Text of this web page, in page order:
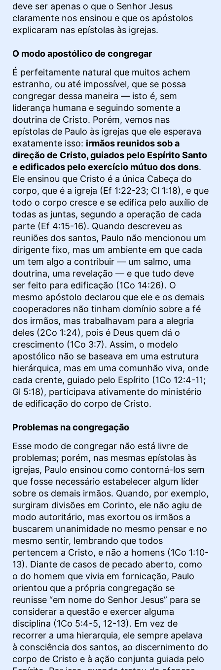
deve ser apenas o que o Senhor Jesus
claramente nos ensinou e que os apóstolos
explicaram nas epístolas às igrejas.
O modo apostólico de congregar
É perfeitamente natural que muitos achem
estranho, ou até impossível, que se possa
congregar dessa maneira — isto é, sem
liderança humana e seguindo somente a
doutrina de Cristo. Porém, vemos nas
epístolas de Paulo às igrejas que ele esperava
exatamente isso: irmãos reunidos sob a
direção de Cristo, guiados pelo Espírito Santo
e edificados pelo exercício mútuo dos dons.
Ele ensinou que Cristo é a única Cabeça do
corpo, que é a igreja (Ef 1:22-23; Cl 1:18), e que
todo o corpo cresce e se edifica pelo auxílio de
todas as juntas, segundo a operação de cada
parte (Ef 4:15-16). Quando descreveu as
reuniões dos santos, Paulo não mencionou um
dirigente fixo, mas um ambiente em que cada
um tem algo a contribuir — um salmo, uma
doutrina, uma revelação — e que tudo deve
ser feito para edificação (1Co 14:26). O
mesmo apóstolo declarou que ele e os demais
cooperadores não tinham domínio sobre a fé
dos irmãos, mas trabalhavam para a alegria
deles (2Co 1:24), pois é Deus quem dá o
crescimento (1Co 3:7). Assim, o modelo
apostólico não se baseava em uma estrutura
hierárquica, mas em uma comunhão viva, onde
cada crente, guiado pelo Espírito (1Co 12:4-11;
Gl 5:18), participava ativamente do ministério
de edificação do corpo de Cristo.
Problemas na congregação
Esse modo de congregar não está livre de
problemas; porém, nas mesmas epístolas às
igrejas, Paulo ensinou como contorná-los sem
que fosse necessário estabelecer algum líder
sobre os demais irmãos. Quando, por exemplo,
surgiram divisões em Corinto, ele não agiu de
modo autoritário, mas exortou os irmãos a
buscarem unanimidade no mesmo pensar e no
mesmo sentir, lembrando que todos
pertencem a Cristo, e não a homens (1Co 1:10-
13). Diante de casos de pecado aberto, como
o do homem que vivia em fornicação, Paulo
orientou que a própria congregação se
reunisse “em nome do Senhor Jesus” para se
considerar a questão e exercer alguma
disciplina (1Co 5:4-5, 12-13). Em vez de
recorrer a uma hierarquia, ele sempre apelava
à consciência dos santos, ao discernimento do
corpo de Cristo e à ação conjunta guiada pelo